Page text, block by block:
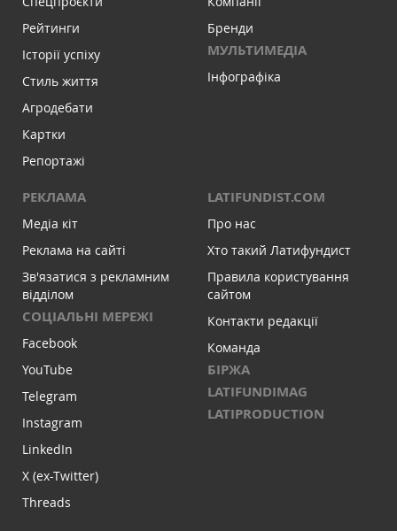
Рейтинги
Історії успіху
Стиль життя
Агродебати
Картки
Репортажі
Бренди
МУЛЬТИМЕДІА
Інфографіка
РЕКЛАМА
Медіа кіт
Реклама на сайті
Зв'язатися з рекламним
відділом
СОЦІАЛЬНІ МЕРЕЖІ
Facebook
YouTube
Telegram
Instagram
LinkedIn
X (ex-Twitter)
Threads
LATIFUNDIST.COM
Про нас
Хто такий Латифундист
Правила користування
сайтом
Контакти редакції
Команда
БІРЖА
LATIFUNDIMAG
LATIPRODUCTION